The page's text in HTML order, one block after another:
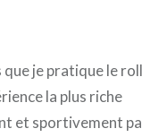
je pratique le
la plus riche
et sportivement